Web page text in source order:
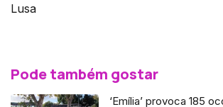
Lusa
Pode também gostar
‘Emília’ provoca 185